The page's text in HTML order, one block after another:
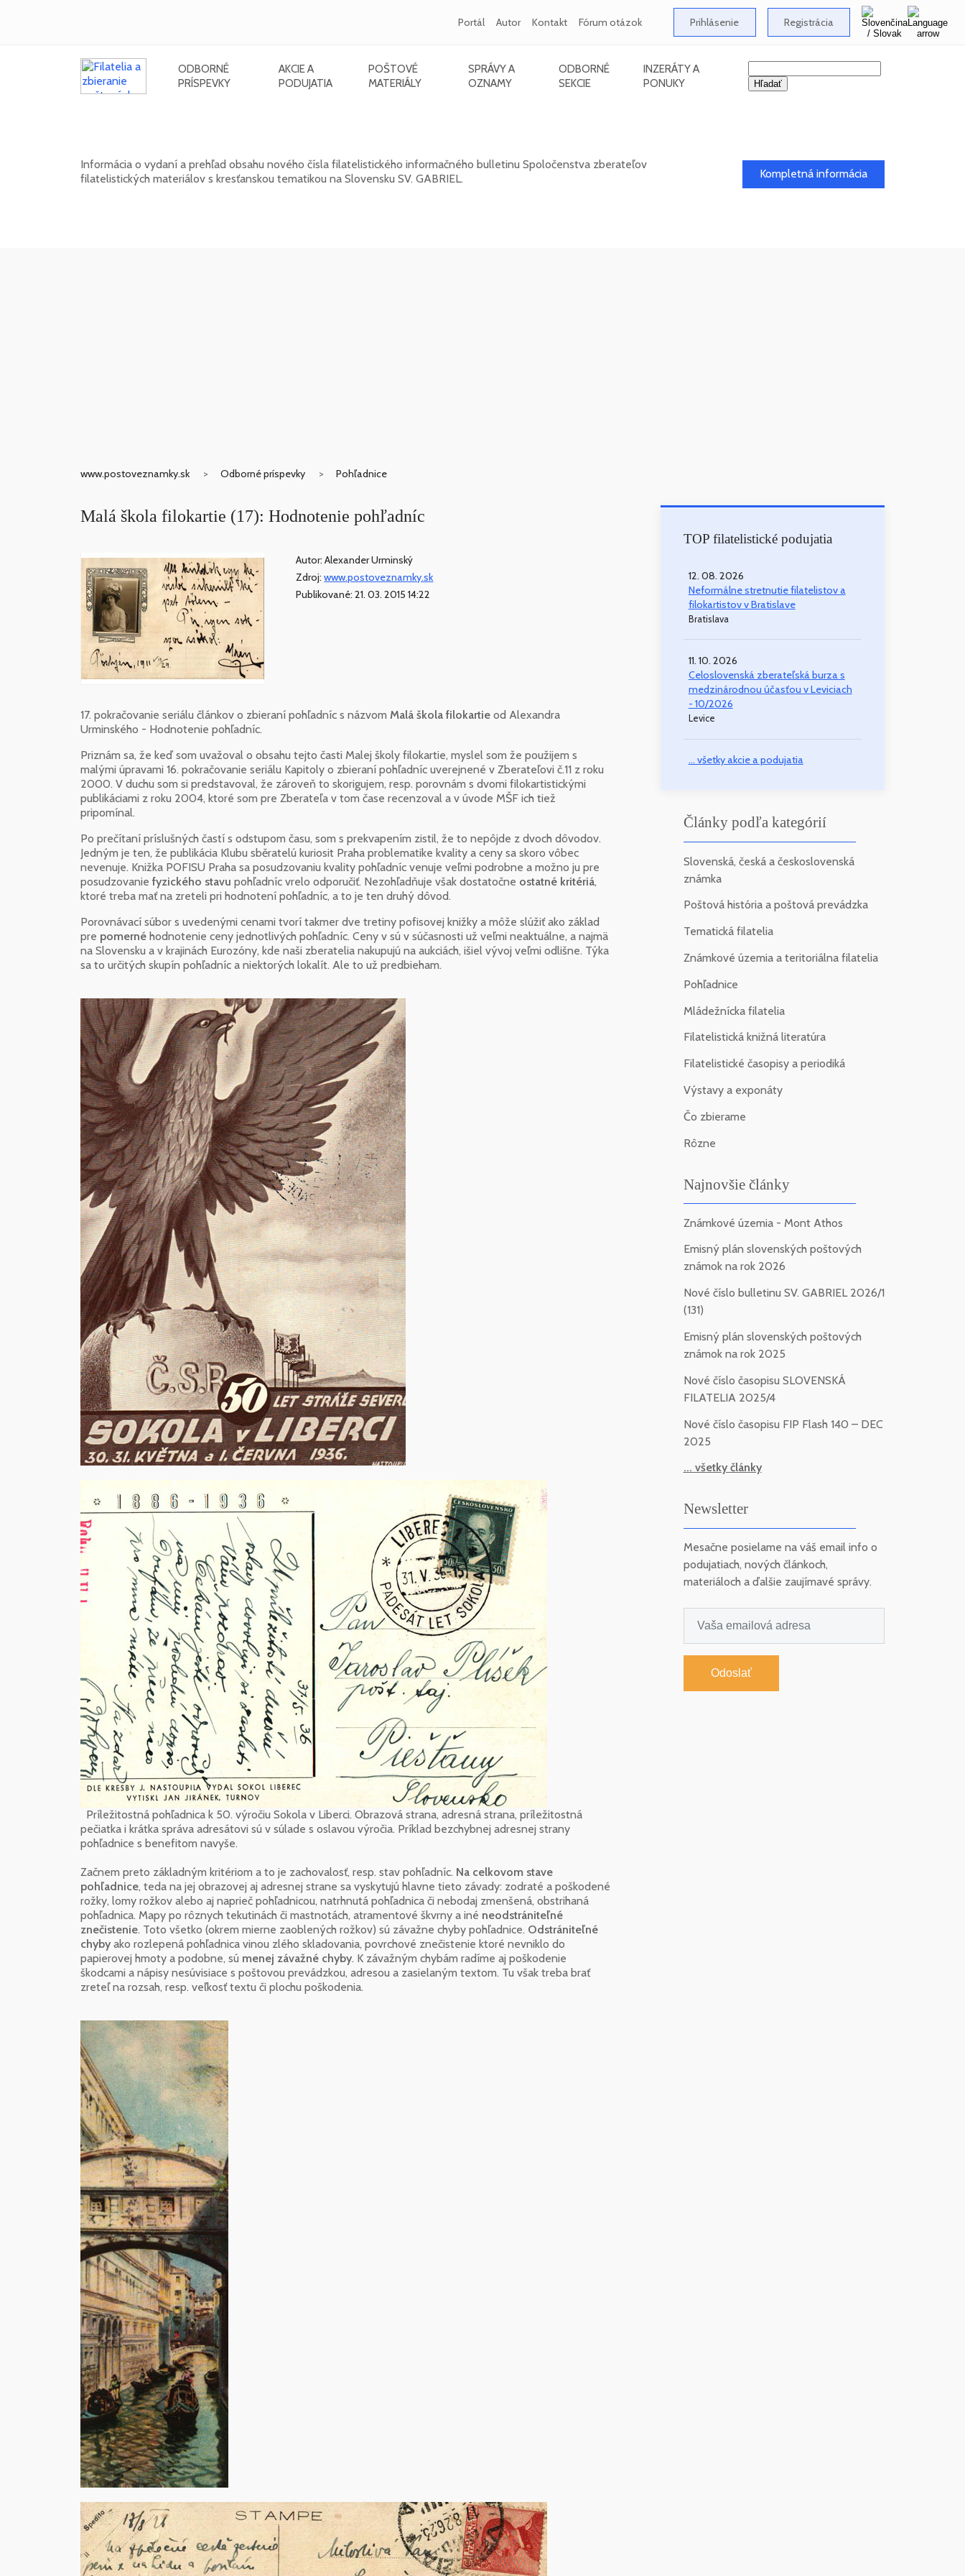
Portál Autor Kontakt Fórum otázok Prihlásenie Registrácia
ODBORNÉ
PRÍSPEVKY
AKCIE A
PODUJATIA
POŠTOVÉ
MATERIÁLY
SPRÁVY A
OZNAMY
ODBORNÉ
SEKCIE
INZERÁTY A
PONUKY
Informácia o vydaní a prehľad obsahu nového čísla filatelistického informačného bulletinu Spoločenstva zberateľov
filatelistických materiálov s kresťanskou tematikou na Slovensku SV. GABRIEL.
Kompletná informácia
www.postoveznamky.sk Odborné príspevky Pohľadnice
Malá škola filokartie (17): Hodnotenie pohľadníc
Autor: Alexander Urminský
Zdroj:www.postoveznamky.sk
Publikované: 21. 03. 2015 14:22
17. pokračovanie seriálu článkov o zbieraní pohľadníc s názvom Malá škola filokartie od Alexandra
Urminského - Hodnotenie pohľadníc.
Priznám sa, že keď som uvažoval o obsahu tejto časti Malej školy filokartie, myslel som že použijem s
malými úpravami 16. pokračovanie seriálu Kapitoly o zbieraní pohľadníc uverejnené v Zberateľovi č.11 z roku
2000. V duchu som si predstavoval, že zároveň to skorigujem, resp. porovnám s dvomi filokartistickými
publikáciami z roku 2004, ktoré som pre Zberateľa v tom čase recenzoval a v úvode MŠF ich tiež
pripomínal.
Po prečítaní príslušných častí s odstupom času, som s prekvapením zistil, že to nepôjde z dvoch dôvodov.
Jedným je ten, že publikácia Klubu sběratelú kuriosit Praha problematike kvality a ceny sa skoro vôbec
nevenuje. Knižka POFISU Praha sa posudzovaniu kvality pohľadníc venuje veľmi podrobne a možno ju pre
posudzovanie fyzického stavu pohľadníc vrelo odporučiť. Nezohľadňuje však dostatočne ostatné kritériá,
ktoré treba mať na zreteli pri hodnotení pohľadníc, a to je ten druhý dôvod.
Porovnávací súbor s uvedenými cenami tvorí takmer dve tretiny pofisovej knižky a môže slúžiť ako základ
pre pomerné hodnotenie ceny jednotlivých pohľadníc. Ceny v sú v súčasnosti už veľmi neaktuálne, a najmä
na Slovensku a v krajinách Eurozóny, kde naši zberatelia nakupujú na aukciách, išiel vývoj veľmi odlišne. Týka
sa to určitých skupín pohľadníc a niektorých lokalít. Ale to už predbieham.
Príležitostná pohľadnica k 50. výročiu Sokola v Liberci. Obrazová strana, adresná strana, príležitostná
pečiatka i krátka správa adresátovi sú v súlade s oslavou výročia. Príklad bezchybnej adresnej strany
pohľadnice s benefitom navyše.
Začnem preto základným kritériom a to je zachovalosť, resp. stav pohľadníc. Na celkovom stave
pohľadnice, teda na jej obrazovej aj adresnej strane sa vyskytujú hlavne tieto závady: zodraté a poškodené
rožky, lomy rožkov alebo aj naprieč pohľadnicou, natrhnutá pohľadnica či nebodaj zmenšená, obstrihaná
pohľadnica. Mapy po rôznych tekutinách či mastnotách, atramentové škvrny a iné neodstrániteľné
znečistenie. Toto všetko (okrem mierne zaoblených rožkov) sú závažne chyby pohľadnice. Odstrániteľné
chyby ako rozlepená pohľadnica vinou zlého skladovania, povrchové znečistenie ktoré nevniklo do
papierovej hmoty a podobne, sú menej závažné chyby. K závažným chybám radíme aj poškodenie
škodcami a nápisy nesúvisiace s poštovou prevádzkou, adresou a zasielaným textom. Tu však treba brať
zreteľ na rozsah, resp. veľkosť textu či plochu poškodenia.
TOP filatelistické podujatia
12. 08. 2026
Neformálne stretnutie filatelistov a
filokartistov v Bratislave
Bratislava
11. 10. 2026
Celoslovenská zberateľská burza s
medzinárodnou účasťou v Leviciach
- 10/2026
Levice
... všetky akcie a podujatia
Články podľa kategórií
Slovenská, česká a československá
známka
Poštová história a poštová prevádzka
Tematická filatelia
Známkové územia a teritoriálna filatelia
Pohľadnice
Mládežnícka filatelia
Filatelistická knižná literatúra
Filatelistické časopisy a periodiká
Výstavy a exponáty
Čo zbierame
Rôzne
Najnovšie články
Známkové územia - Mont Athos
Emisný plán slovenských poštových
známok na rok 2026
Nové číslo bulletinu SV. GABRIEL 2026/1
(131)
Emisný plán slovenských poštových
známok na rok 2025
Nové číslo časopisu SLOVENSKÁ
FILATELIA 2025/4
Nové číslo časopisu FIP Flash 140 – DEC
2025
... všetky články
Newsletter
Mesačne posielame na váš email info o
podujatiach, nových článkoch,
materiáloch a ďalšie zaujímavé správy.
Odoslať